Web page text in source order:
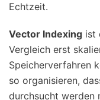
Echtzeit.
Vector Indexing ist
Vergleich erst
Speicherverfahren
so organisieren,
durchsucht werden